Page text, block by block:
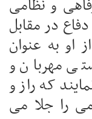
و نظامی
در مقابل
او به عنوان
مهربان و
که راز و
را جلا می